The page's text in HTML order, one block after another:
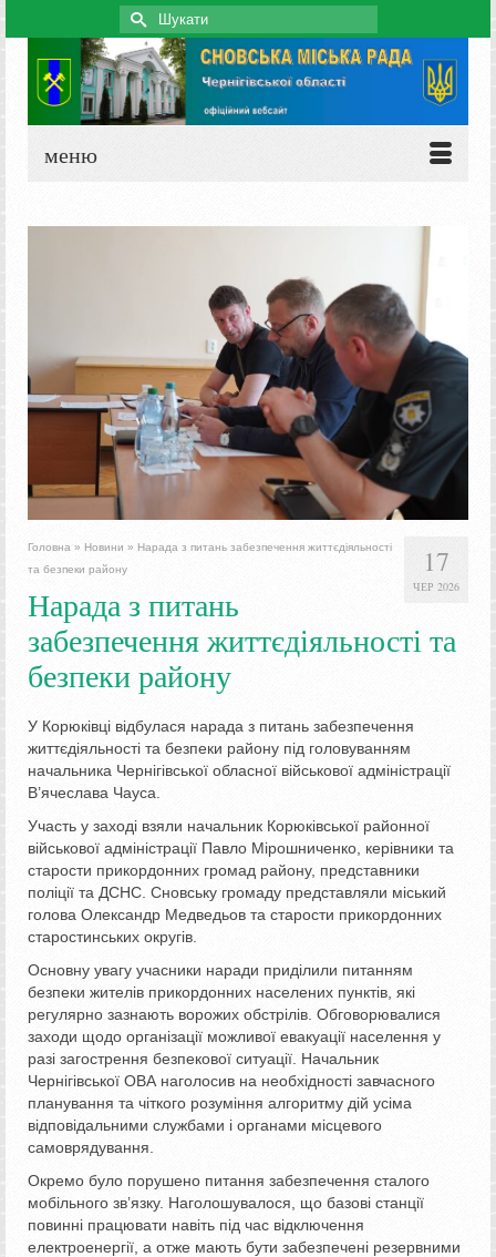
Search
for:
меню
17
ЧЕР 2026
Головна » Новини » Нарада з питань забезпечення життєдіяльності
та безпеки району
Нарада з питань
забезпечення життєдіяльності та
безпеки району
У Корюківці відбулася нарада з питань забезпечення
життєдіяльності та безпеки району під головуванням
начальника Чернігівської обласної військової адміністрації
В’ячеслава Чауса.
Участь у заході взяли начальник Корюківської районної
військової адміністрації Павло Мірошниченко, керівники та
старости прикордонних громад району, представники
поліції та ДСНС. Сновську громаду представляли міський
голова Олександр Медведьов та старости прикордонних
старостинських округів.
Основну увагу учасники наради приділили питанням
безпеки жителів прикордонних населених пунктів, які
регулярно зазнають ворожих обстрілів. Обговорювалися
заходи щодо організації можливої евакуації населення у
разі загострення безпекової ситуації. Начальник
Чернігівської ОВА наголосив на необхідності завчасного
планування та чіткого розуміння алгоритму дій усіма
відповідальними службами і органами місцевого
самоврядування.
Окремо було порушено питання забезпечення сталого
мобільного зв’язку. Наголошувалося, що базові станції
повинні працювати навіть під час відключення
електроенергії, а отже мають бути забезпечені резервними